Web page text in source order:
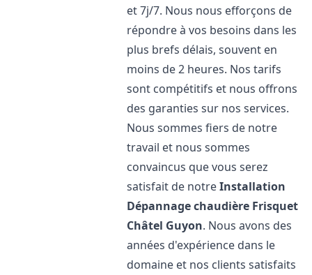
et 7j/7. Nous nous efforçons de
répondre à vos besoins dans les
plus brefs délais, souvent en
moins de 2 heures. Nos tarifs
sont compétitifs et nous offrons
des garanties sur nos services.
Nous sommes fiers de notre
travail et nous sommes
convaincus que vous serez
satisfait de notreInstallation
Dépannage chaudière Frisquet
Châtel Guyon. Nous avons des
années d'expérience dans le
domaine et nos clients satisfaits